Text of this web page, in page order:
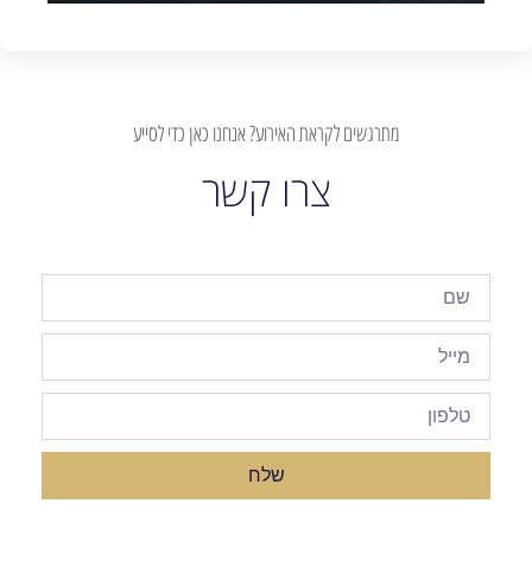
מתרגשים לקראת האירוע? אנחנו כאן כדי לסייע
צרו קשר
שלח